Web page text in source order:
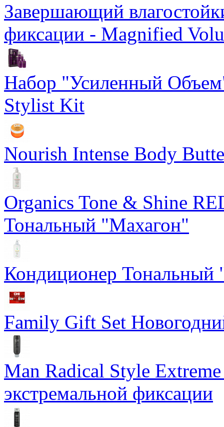
Завершающий
фиксации - Magnified
Набор "Усиленный
Stylist Kit
Nourish Intense Body
Organics Tone & Shine
Тональный "Махагон"
Кондиционер Тональный
Family Gift Set
Man Radical Style
экстремальной фиксации